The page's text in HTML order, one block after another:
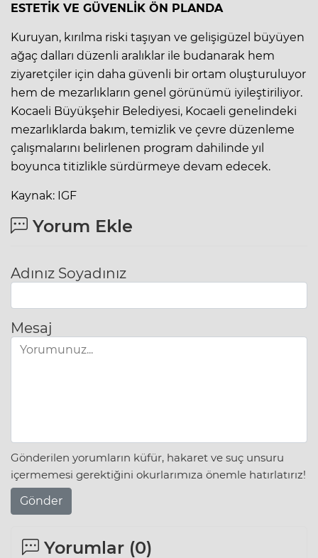
ESTETİK VE GÜVENLİK ÖN PLANDA
Kuruyan, kırılma riski taşıyan ve gelişigüzel büyüyen
ağaç dalları düzenli aralıklar ile budanarak hem
ziyaretçiler için daha güvenli bir ortam oluşturuluyor
hem de mezarlıkların genel görünümü iyileştiriliyor.
Kocaeli Büyükşehir Belediyesi, Kocaeli genelindeki
mezarlıklarda bakım, temizlik ve çevre düzenleme
çalışmalarını belirlenen program dahilinde yıl
boyunca titizlikle sürdürmeye devam edecek.
Kaynak: IGF
Yorum Ekle
Adınız Soyadınız
Mesaj
Gönderilen yorumların küfür, hakaret ve suç unsuru
içermemesi gerektiğini okurlarımıza önemle hatırlatırız!
Gönder
Yorumlar (0)